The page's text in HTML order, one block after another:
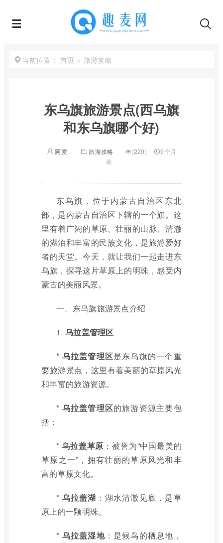
当前位置： 首页 > 旅游攻略
东乌旗旅游景点(西乌旗
和东乌旗哪个好)
阿麦 旅游攻略 (220)
9个月
前
东乌旗，位于内蒙古自治区东北
部，是内蒙古自治区下辖的一个旗。这
里有着广阔的草原、壮丽的山脉、清澈
的湖泊和丰富的民族文化，是旅游爱好
者的天堂。今天，就让我们一起走进东
乌旗，探寻这片草原上的明珠，感受内
蒙古的美丽风景。
一、东乌旗旅游景点介绍
1. 乌拉盖管理区
* 乌拉盖管理区是东乌旗的一个重
要旅游景点，这里有着美丽的草原风光
和丰富的旅游资源。
* 乌拉盖管理区的旅游资源主要包
括：
*乌拉盖草原 ：被誉为“中国最美的
草原之一”，拥有壮丽的草原风光和丰
富的草原文化。
* 乌拉盖湖 ：湖水清澈见底，是草
原上的一颗明珠。
* 乌拉盖湿地：是候鸟的栖息地，